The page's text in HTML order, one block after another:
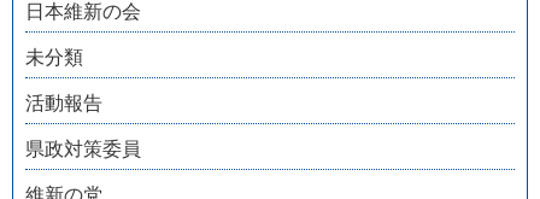
日本維新の会
未分類
活動報告
県政対策委員